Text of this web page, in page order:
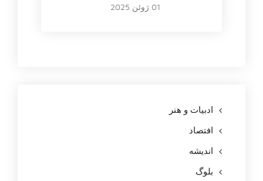
01 ژوئن 2025
ادبیات و هنر
افتصاد
اندیشه
بلوگ